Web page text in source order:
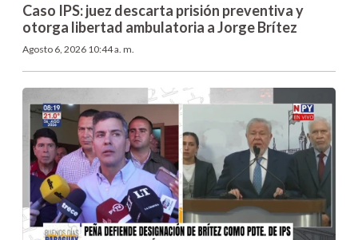
Caso IPS: juez descarta prisión preventiva y
otorga libertad ambulatoria a Jorge Brítez
Agosto 6, 2026 10:44 a. m.